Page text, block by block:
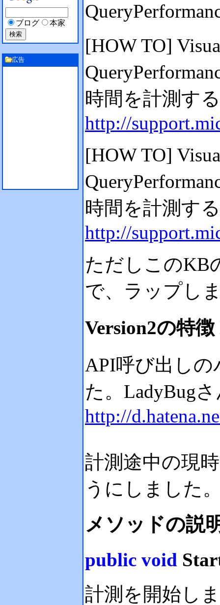
[HOW TO]
時間を計測す
http://
[HOW TO]
時間を計測す
http://
ただしこのKB
で、ラップし
Version2の特徴
API呼び出し
た。LadyBug
http://
計測途中の現
うにしました
メソッドの説
public void
計測を開始し
ブログ 本家
広告